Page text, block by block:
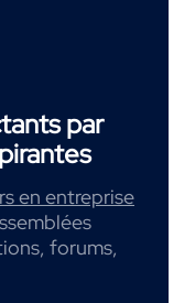
par
en entreprise
forums,